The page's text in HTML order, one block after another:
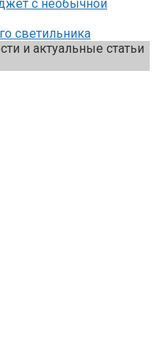
с необычной
светильника
и актуальные статьи